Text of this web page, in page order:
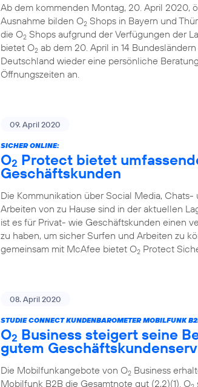
Ab dem kommenden Montag, 20. April 2020,
Ausnahme bilden O2 Shops in Bayern und
die O2 Shops aufgrund der Verfügungen der
bietet O2 ab dem 20. April in 14
Deutschland wieder eine persönliche
Öffnungszeiten an.
09. April 2020
SICHER ONLINE:
O2 Protect bietet
Geschäftskunden
Die Kommunikation über Social Media,
Arbeiten von zu Hause sind in der aktuellen
ist es für Privat- wie Geschäftskunden einen
zu haben, um sicher Surfen und Arbeiten zu
gemeinsam mit McAfee bietet O2 Protect
08. April 2020
STUDIE CONNECT KUNDENBAROMETER MOBILFUNK
O2 Business steigert seine
gutem
Die Mobilfunkangebote von O2 Business
Mobilfunk B2B die Gesamtnote gut (2,2)(1). O